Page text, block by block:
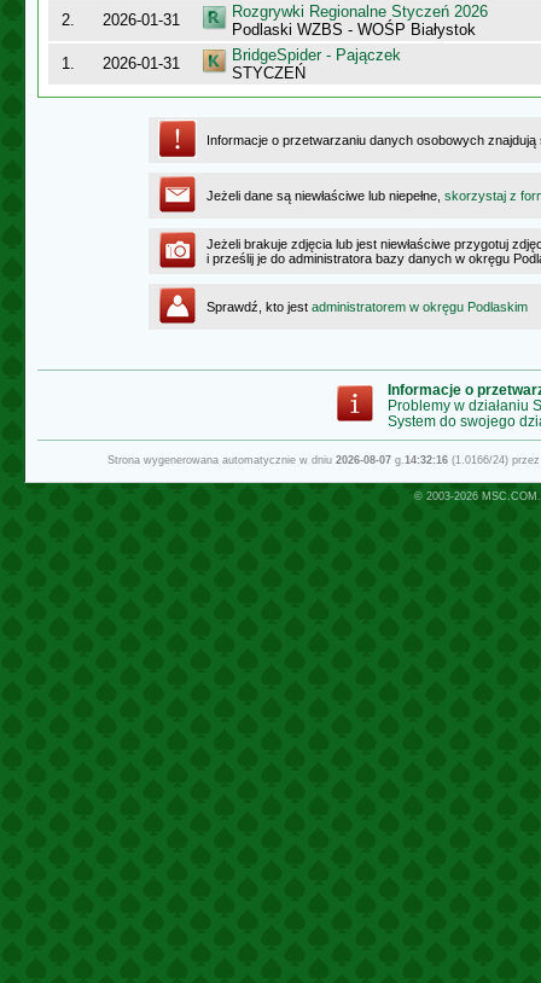
2.
2026-01-31
Rozgrywki Regionalne Styczeń 2026
Podlaski WZBS - WOŚP Białystok
1.
2026-01-31
BridgeSpider - Pajączek
STYCZEŃ
Informacje o przetwarzaniu danych osobowych
Jeżeli dane są niewłaściwe lub niepełne, skorzystaj z
Jeżeli brakuje zdjęcia lub jest niewłaściwe przygotuj
i prześlij je do administratora bazy danych w okręgu
Sprawdź, kto jest administratorem w okręgu Podlaskim
Informacje o
Problemy w działaniu
System do swojego
Strona wygenerowana automatycznie w dniu 2026-08-07g.14:32:16(1.0166/24)
© 2003-2026